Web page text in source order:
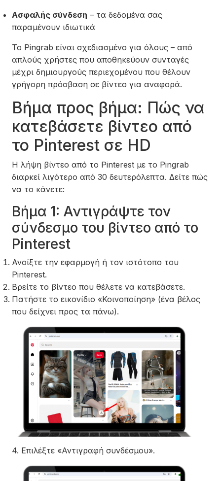
Ασφαλής σύνδεση – τα δεδομένα σας
παραμένουν ιδιωτικά
Το Pingrab είναι σχεδιασμένο για όλους – από
απλούς χρήστες που αποθηκεύουν συνταγές
μέχρι δημιουργούς περιεχομένου που θέλουν
γρήγορη πρόσβαση σε βίντεο για αναφορά.
Βήμα προς βήμα: Πώς να
κατεβάσετε βίντεο από
το Pinterest σε HD
Η λήψη βίντεο από το Pinterest με το Pingrab
διαρκεί λιγότερο από 30 δευτερόλεπτα. Δείτε πώς
να το κάνετε:
Βήμα 1: Αντιγράψτε τον
σύνδεσμο του βίντεο από το
Pinterest
Ανοίξτε την εφαρμογή ή τον ιστότοπο του
Pinterest.
Βρείτε το βίντεο που θέλετε να κατεβάσετε.
Πατήστε το εικονίδιο «Κοινοποίηση» (ένα βέλος
που δείχνει προς τα πάνω).
4. Επιλέξτε «Αντιγραφή συνδέσμου».